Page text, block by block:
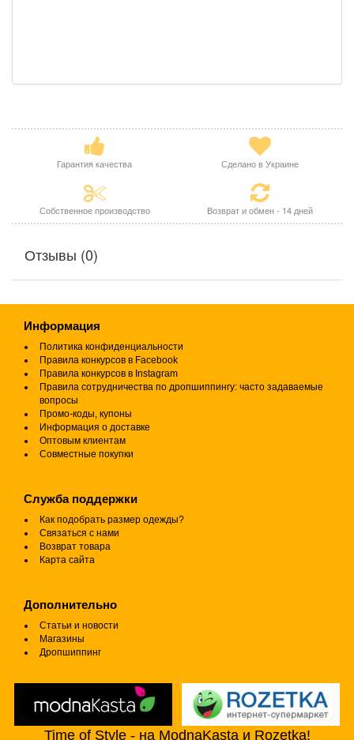
Гарантия качества Сделано в Украине
Собственное производство Возврат и обмен - 14 дней
Отзывы (0)
Информация
Политика конфиденциальности
Правила конкурсов в Facebook
Правила конкурсов в Instagram
Правила сотрудничества по дропшиппингу: часто задаваемые
вопросы
Промо-коды, купоны
Информация о доставке
Оптовым клиентам
Совместные покупки
Служба поддержки
Как подобрать размер одежды?
Связаться с нами
Возврат товара
Карта сайта
Дополнительно
Статьи и новости
Магазины
Дропшиппинг
Time of Style - на ModnaKasta и Rozetka!